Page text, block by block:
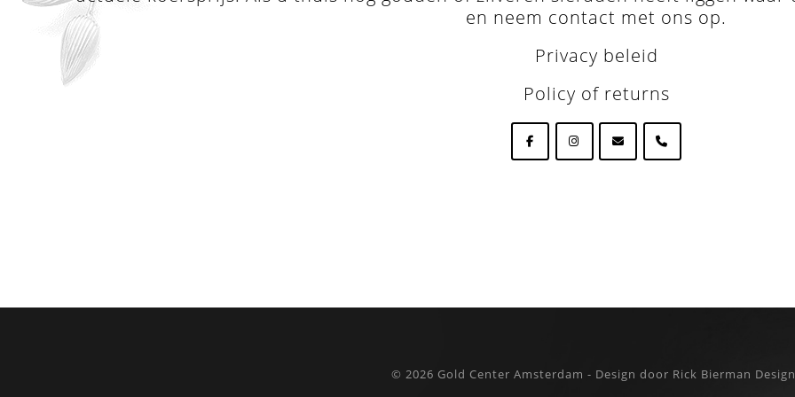
en neem contact met ons op.
Privacy beleid
Policy of returns
© 2026 Gold Center Amsterdam - Design door Rick Bierman